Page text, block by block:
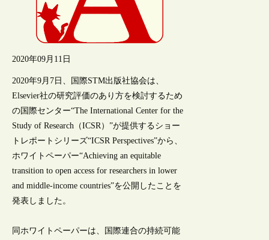
2020年09月11日
2020年9月7日、国際STM出版社協会は、
Elsevier社の研究評価のあり方を検討するため
の国際センター“The International Center for the
Study of Research（ICSR）”が提供するショー
トレポートシリーズ“ICSR Perspectives”から、
ホワイトペーパー“Achieving an equitable
transition to open access for researchers in lower
and middle-income countries”を公開したことを
発表しました。
同ホワイトペーパーは、国際連合の持続可能